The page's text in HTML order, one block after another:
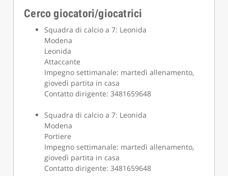
Cerco giocatori/giocatrici
Squadra di calcio a 7: Leonida
Modena
Leonida
Attaccante
Impegno settimanale: martedì allenamento,
giovedì partita in casa
Contatto dirigente: 3481659648
Squadra di calcio a 7: Leonida
Modena
Portiere
Impegno settimanale: martedì allenamento,
giovedì partita in casa
Contatto dirigente: 3481659648